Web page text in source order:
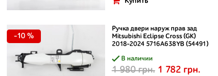
Ручка двери наруж прав зад
Mitsubishi Eclipse Cross (GK)
2018-2024 5716A638YB (54491)
В наличии
1 980 грн. 1 782 грн.
-10 %